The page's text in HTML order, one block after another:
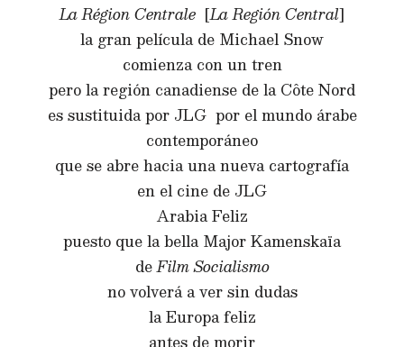
La Région Centrale [La Región Central]
la gran película de Michael Snow
comienza con un tren
pero la región canadiense de la Côte Nord
es sustituida por JLG por el mundo árabe
contemporáneo
que se abre hacia una nueva cartografía
en el cine de JLG
Arabia Feliz
puesto que la bella Major Kamenskaïa
deFilm Socialismo
no volverá a ver sin dudas
la Europa feliz
antes de morir